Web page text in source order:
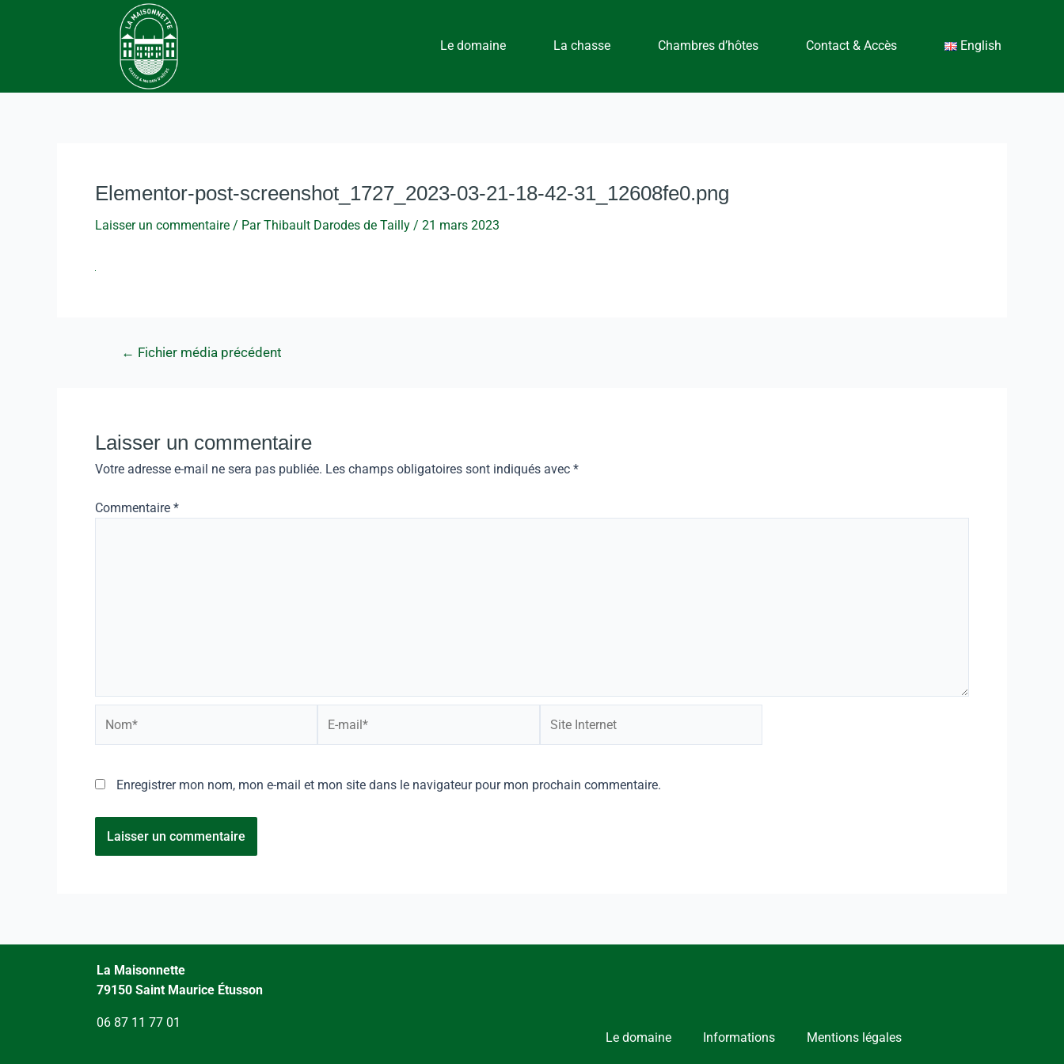
Le domaine La chasse Chambres d’hôtes Contact & Accès English
Elementor-post-screenshot_1727_2023-03-21-18-42-31_12608fe0.png
Laisser un commentaire / ParThibault Darodes de Tailly / 21 mars 2023
← Fichier média précédent
Laisser un commentaire
Votre adresse e-mail ne sera pas publiée. Les champs obligatoires sont indiqués avec *
Commentaire *
Enregistrer mon nom, mon e-mail et mon site dans le navigateur pour mon prochain commentaire.
La Maisonnette
79150 Saint Maurice Étusson
06 87 11 77 01
Le domaine
Informations Mentions légales